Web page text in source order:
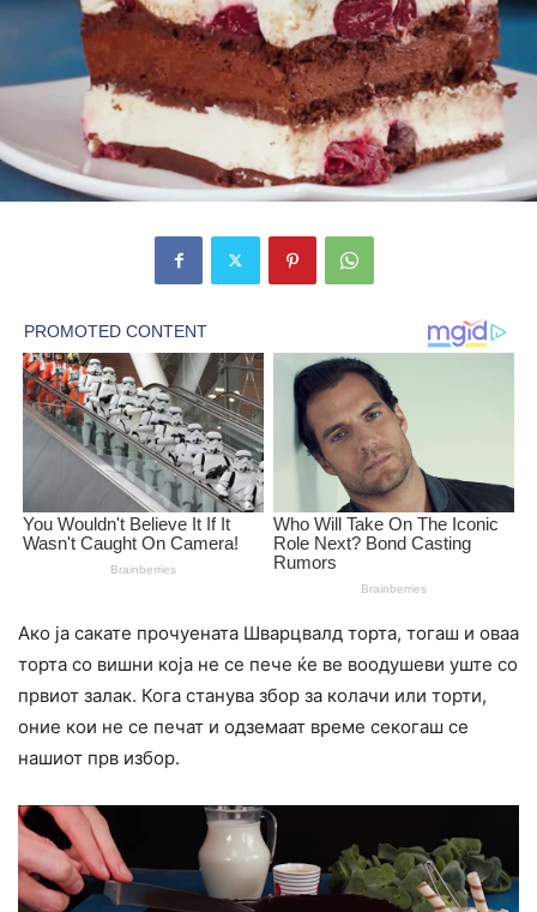
Ако ја сакате прочуената Шварцвалд торта, тогаш и оваа
торта со вишни која не се пече ќе ве воодушеви уште со
првиот залак. Кога станува збор за колачи или торти,
оние кои не се печат и одземаат време секогаш се
нашиот прв избор.